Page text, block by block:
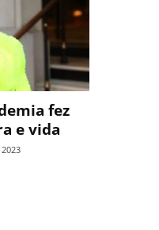
fez
e vida